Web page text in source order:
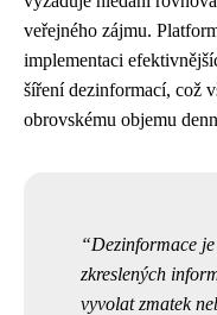
veřejného zájmu.
implementaci
šíření dezinformací, což
obrovskému objemu
Dezinformace
zkreslených
vyvolat zmatek